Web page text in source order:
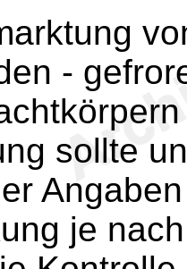
-
sollte
je